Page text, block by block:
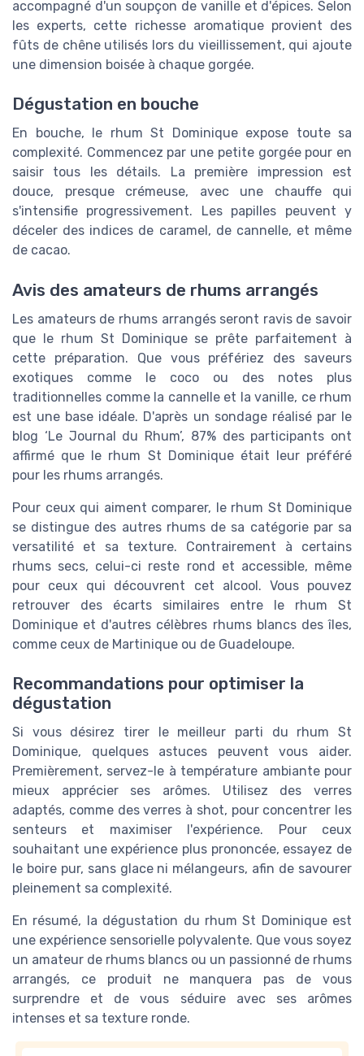
accompagné d'un soupçon de vanille et d'épices. Selon
les experts, cette richesse aromatique provient des
fûts de chêne utilisés lors du vieillissement, qui ajoute
une dimension boisée à chaque gorgée.
Dégustation en bouche
En bouche, le rhum St Dominique expose toute sa
complexité. Commencez par une petite gorgée pour en
saisir tous les détails. La première impression est
douce, presque crémeuse, avec une chauffe qui
s'intensifie progressivement. Les papilles peuvent y
déceler des indices de caramel, de cannelle, et même
de cacao.
Avis des amateurs de rhums arrangés
Les amateurs de rhums arrangés seront ravis de savoir
que le rhum St Dominique se prête parfaitement à
cette préparation. Que vous préfériez des saveurs
exotiques comme le coco ou des notes plus
traditionnelles comme la cannelle et la vanille, ce rhum
est une base idéale. D'après un sondage réalisé par le
blog ‘Le Journal du Rhum’, 87% des participants ont
affirmé que le rhum St Dominique était leur préféré
pour les rhums arrangés.
Pour ceux qui aiment comparer, le rhum St Dominique
se distingue des autres rhums de sa catégorie par sa
versatilité et sa texture. Contrairement à certains
rhums secs, celui-ci reste rond et accessible, même
pour ceux qui découvrent cet alcool. Vous pouvez
retrouver des écarts similaires entre le rhum St
Dominique et d'autres célèbres rhums blancs des îles,
comme ceux de Martinique ou de Guadeloupe.
Recommandations pour optimiser la
dégustation
Si vous désirez tirer le meilleur parti du rhum St
Dominique, quelques astuces peuvent vous aider.
Premièrement, servez-le à température ambiante pour
mieux apprécier ses arômes. Utilisez des verres
adaptés, comme des verres à shot, pour concentrer les
senteurs et maximiser l'expérience. Pour ceux
souhaitant une expérience plus prononcée, essayez de
le boire pur, sans glace ni mélangeurs, afin de savourer
pleinement sa complexité.
En résumé, la dégustation du rhum St Dominique est
une expérience sensorielle polyvalente. Que vous soyez
un amateur de rhums blancs ou un passionné de rhums
arrangés, ce produit ne manquera pas de vous
surprendre et de vous séduire avec ses arômes
intenses et sa texture ronde.